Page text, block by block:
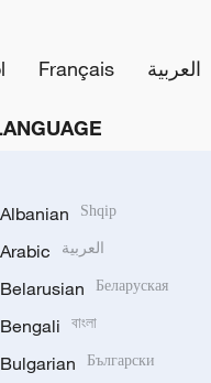
Français العربية
Albanian Shqip
Arabic العربية
Belarusian Беларуская
Bengali বাংলা
Bulgarian Български